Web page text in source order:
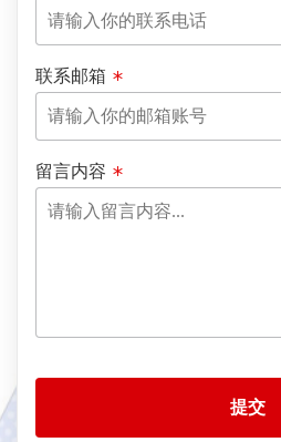
联系邮箱
留言内容
提交